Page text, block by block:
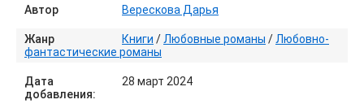
Автор Верескова Дарья
Жанр Книги / Любовные романы / Любовно-
фантастические романы
Дата
добавления:
28 март 2024